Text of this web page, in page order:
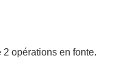
opérations en fonte.